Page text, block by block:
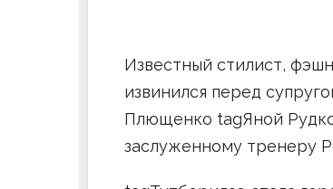
Известный стилист,
извинился перед
Плющенко tagЯной
заслуженному тренеру